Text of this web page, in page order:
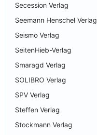
Secession Verlag
Seemann Henschel Verlag
Seismo Verlag
SeitenHieb-Verlag
Smaragd Verlag
SOLIBRO Verlag
SPV Verlag
Steffen Verlag
Stockmann Verlag